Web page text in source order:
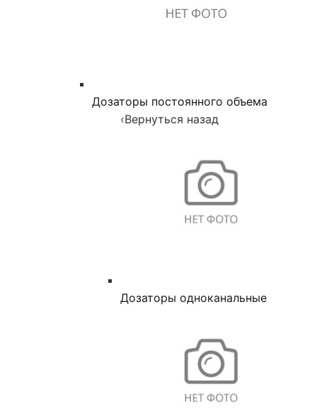
Дозаторы постоянного объема
‹Вернуться назад
Дозаторы одноканальные